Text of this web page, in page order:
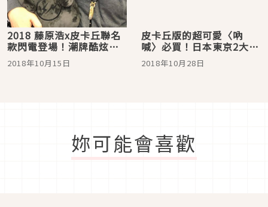
2018 藤原浩x皮卡丘聯名
款閃電登場！潮牌酷炫黑
皮神快拜
2018年10月15日
皮卡丘版的超可愛〈吶
喊〉必買！日本東京2大美
術展與周邊介紹
2018年10月28日
妳可能會喜歡